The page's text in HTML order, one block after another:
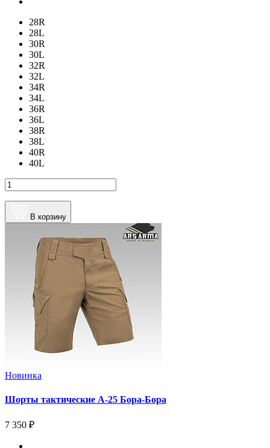
28R
28L
30R
30L
32R
32L
34R
34L
36R
36L
38R
38L
40R
40L
В корзину
Новинка
Шорты тактические А-25 Бора-Бора
7 350 ₽